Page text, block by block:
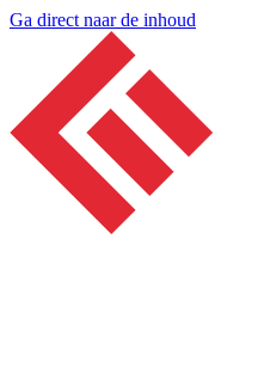
Ga direct naar de inhoud